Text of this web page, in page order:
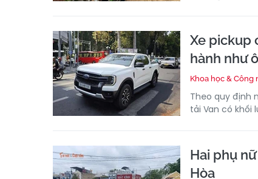
Xe pickup
hành như
Khoa học & Công
Theo quy định
tải Van có khối
Hai phụ
Hòa